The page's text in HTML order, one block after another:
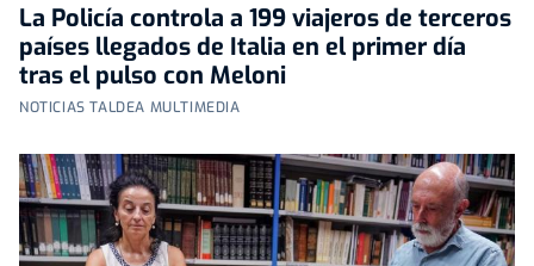
La Policía controla a 199 viajeros de terceros
países llegados de Italia en el primer día
tras el pulso con Meloni
NOTICIAS TALDEA MULTIMEDIA